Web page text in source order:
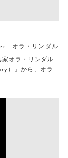
: オラ・リンダル
オラ・リンダル
）』から、オラ